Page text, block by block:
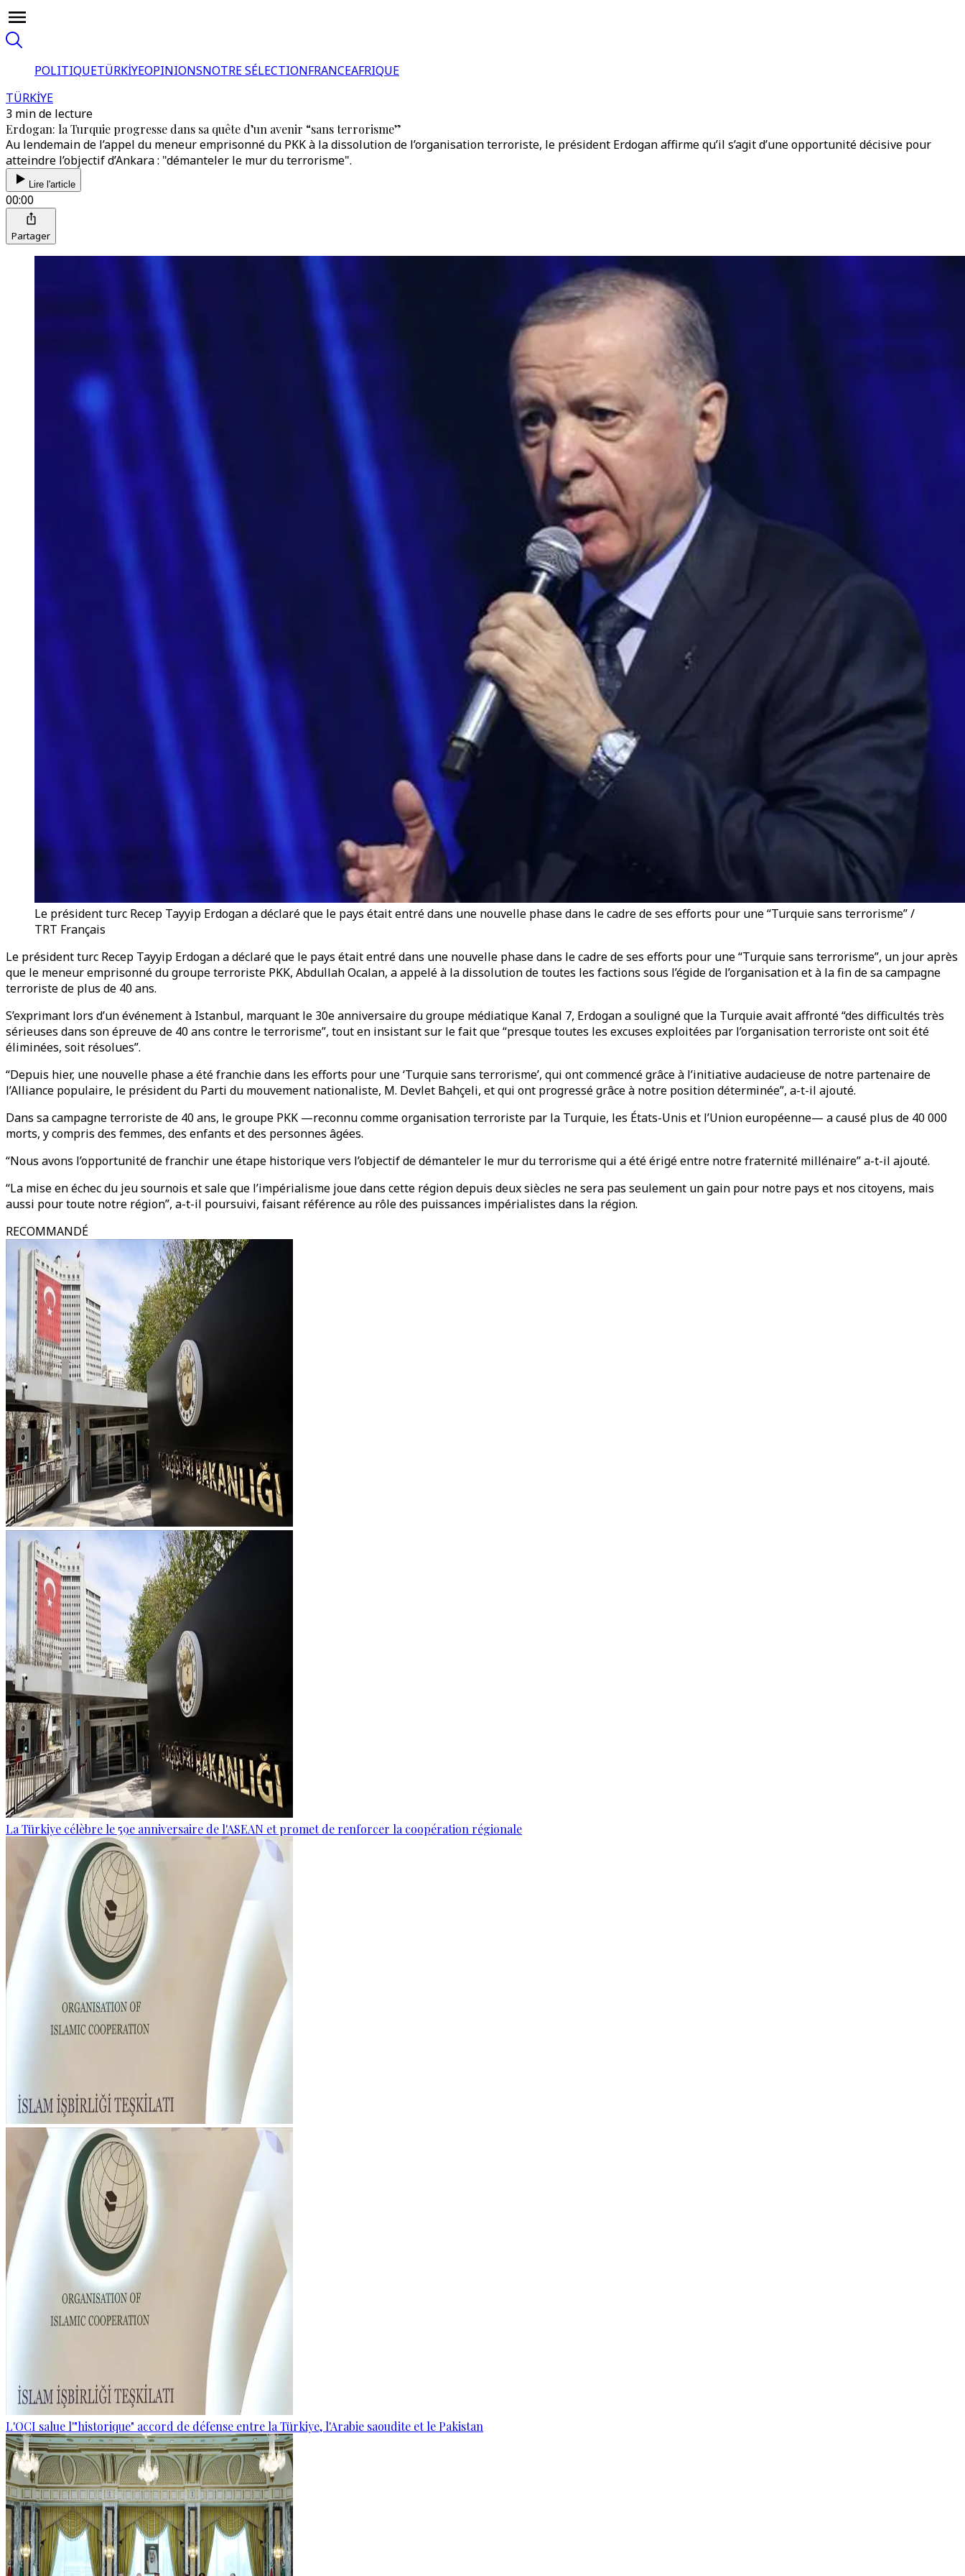
POLITIQUETÜRKİYEOPINIONSNOTRE SÉLECTIONFRANCEAFRIQUE
TÜRKİYE
3 min de lecture
Erdogan: la Turquie progresse dans sa quête d’un avenir “sans terrorisme”
Au lendemain de l’appel du meneur emprisonné du PKK à la dissolution de l’organisation terroriste, le président Erdogan affirme qu’il s’agit d’une opportunité décisive pour
atteindre l’objectif d’Ankara : "démanteler le mur du terrorisme".
Lire l'article
00:00
Partager
Le président turc Recep Tayyip Erdogan a déclaré que le pays était entré dans une nouvelle phase dans le cadre de ses efforts pour une “Turquie sans terrorisme” /
TRT Français
Le président turc Recep Tayyip Erdogan a déclaré que le pays était entré dans une nouvelle phase dans le cadre de ses efforts pour une “Turquie sans terrorisme”, un jour après
que le meneur emprisonné du groupe terroriste PKK, Abdullah Ocalan, a appelé à la dissolution de toutes les factions sous l’égide de l’organisation et à la fin de sa campagne
terroriste de plus de 40 ans.
S’exprimant lors d’un événement à Istanbul, marquant le 30e anniversaire du groupe médiatique Kanal 7, Erdogan a souligné que la Turquie avait affronté “des difficultés très
sérieuses dans son épreuve de 40 ans contre le terrorisme”, tout en insistant sur le fait que “presque toutes les excuses exploitées par l’organisation terroriste ont soit été
éliminées, soit résolues”.
“Depuis hier, une nouvelle phase a été franchie dans les efforts pour une ‘Turquie sans terrorisme’, qui ont commencé grâce à l’initiative audacieuse de notre partenaire de
l’Alliance populaire, le président du Parti du mouvement nationaliste, M. Devlet Bahçeli, et qui ont progressé grâce à notre position déterminée”, a-t-il ajouté.
Dans sa campagne terroriste de 40 ans, le groupe PKK —reconnu comme organisation terroriste par la Turquie, les États-Unis et l’Union européenne— a causé plus de 40 000
morts, y compris des femmes, des enfants et des personnes âgées.
“Nous avons l’opportunité de franchir une étape historique vers l’objectif de démanteler le mur du terrorisme qui a été érigé entre notre fraternité millénaire” a-t-il ajouté.
“La mise en échec du jeu sournois et sale que l’impérialisme joue dans cette région depuis deux siècles ne sera pas seulement un gain pour notre pays et nos citoyens, mais
aussi pour toute notre région”, a-t-il poursuivi, faisant référence au rôle des puissances impérialistes dans la région.
RECOMMANDÉ
La Türkiye célèbre le 59e anniversaire de l'ASEAN et promet de renforcer la coopération régionale
L'OCI salue l'"historique" accord de défense entre la Türkiye, l'Arabie saoudite et le Pakistan